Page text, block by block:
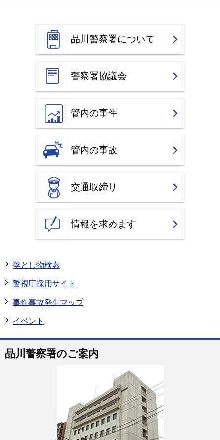
品川警察署について
警察署協議会
管内の事件
管内の事故
交通取締り
情報を求めます
落とし物検索
警視庁採用サイト
事件事故発生マップ
イベント
品川警察署のご案内